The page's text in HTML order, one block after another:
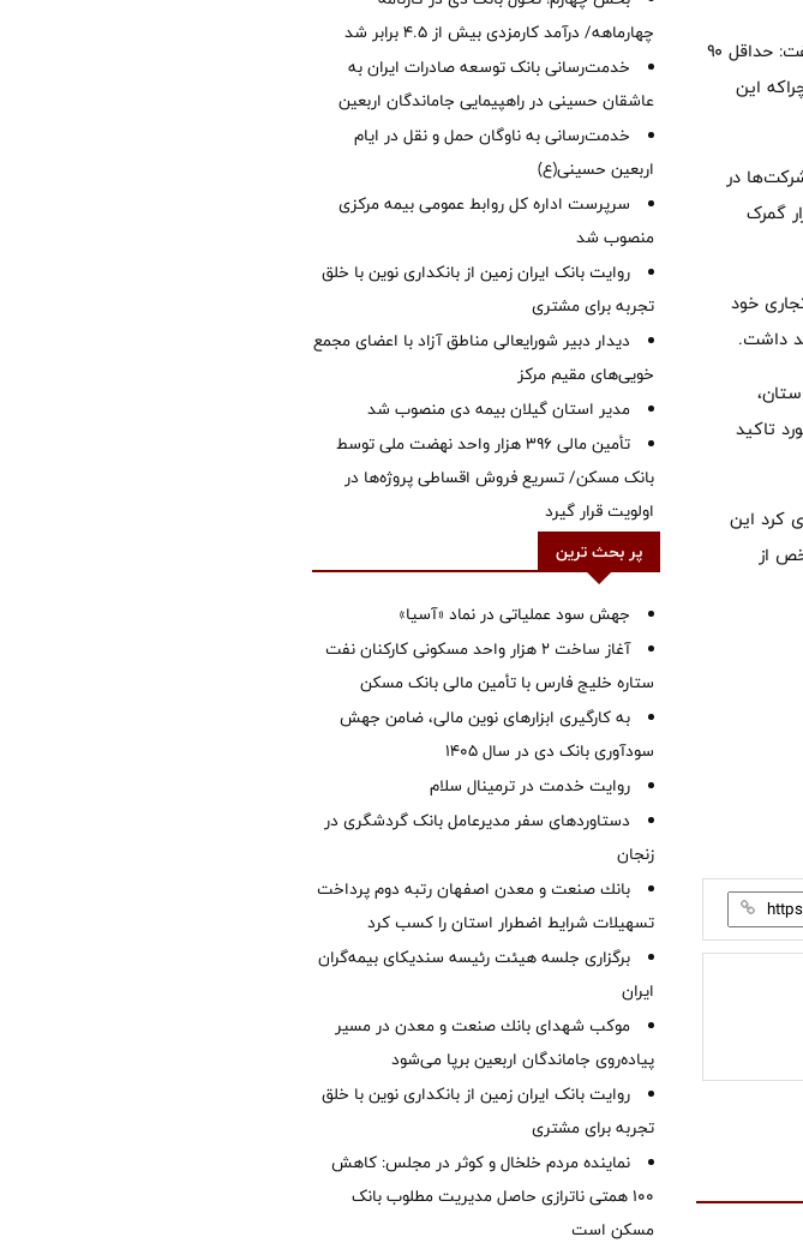
دبیر شورای‌عالی مناطق آزاد و ویژه اقتصادی همچنین بر ضرورت به‌کارگیری نیروهای بومی تاکید کرد و گفت: حداقل ۹۰
این
در
گمرک
خود
داشت.
تاکید
کرد این
از
چهارماهه/ درآمد کارمزدی بیش از ۴.۵ برابر شد
خدمت‌رسانی بانک توسعه صادرات ایران به
عاشقان حسینی در راهپیمایی جاماندگان اربعین
خدمت‌رسانی به ناوگان حمل و نقل در ایام
اربعین حسینی(ع)
سرپرست اداره کل روابط عمومی بیمه مرکزی
منصوب شد
روایت بانک ایران زمین از بانکداری نوین با خلق
تجربه برای مشتری
دیدار دبیر شورایعالی مناطق آزاد با اعضای مجمع
خویی‌های مقیم مرکز
‌مدیر استان گیلان بیمه دی منصوب شد
تأمین مالی ۳۹۶ هزار واحد نهضت ملی توسط
بانک مسکن/ تسریع فروش اقساطی پروژه‌ها در
اولویت قرار گیرد
پر بحث ترین
جهش سود عملیاتی در نماد «آسیا»
آغاز ساخت ۲ هزار واحد مسکونی کارکنان نفت
ستاره خلیج فارس با تأمین مالی بانک مسکن
به کارگیری ابزارهای نوین مالی، ضامن جهش
سودآوری بانک دی در سال 1405
روایت خدمت در ترمینال سلام
دستاوردهای سفر مدیرعامل بانک گردشگری در
زنجان
بانك صنعت و معدن اصفهان رتبه دوم پرداخت
تسهیلات شرایط اضطرار استان را كسب كرد
برگزاری جلسه هیئت رئیسه سندیکای بیمه‌گران
ایران
موكب شهدای بانك صنعت و معدن در مسیر
پیاده‌روی جاماندگان اربعین برپا می‌شود
روایت بانک ایران زمین از بانکداری نوین با خلق
تجربه برای مشتری
نماینده مردم خلخال و کوثر در مجلس: کاهش
۱۰۰ همتی ناترازی حاصل مدیریت مطلوب بانک
مسکن است